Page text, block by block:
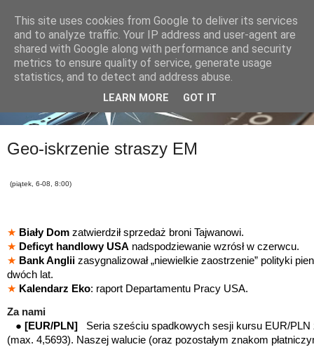
Geo-iskrzenie straszy EM
(piątek, 6-08, 8:00)
★ Biały Dom zatwierdził sprzedaż broni Tajwanowi.
★ Deficyt handlowy USA nadspodziewanie wzrósł w czerwcu.
★ Bank Anglii zasygnalizował „niewielkie zaostrzenie” polityki
dwóch lat.
★ Kalendarz Eko: raport Departamentu Pracy USA.
Za nami
● [EUR/PLN] Seria sześciu spadkowych sesji kursu EUR/PLN
(max. 4,5693). Naszej walucie (oraz pozostałym znakom
This site uses cookies from Google to deliver its services
and to analyze traffic. Your IP address and user-agent are
shared with Google along with performance and security
metrics to ensure quality of service, generate usage
statistics, and to detect and address abuse.
LEARN MORE GOT IT